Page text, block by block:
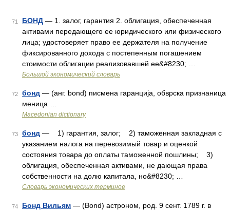
71 БОНД — 1. залог, гарантия 2. облигация, обеспеченная
активами передающего ее юридического или физического
лица; удостоверяет право ее держателя на получение
фиксированного дохода с постепенным погашением
стоимости облигации реализовавшей ее&#8230; …
Большой экономический словарь
72 бонд — (анг. bond) писмена гаранција, обврска признаница
меница …
Macedonian dictionary
73 бонд — 1) гарантия, залог; 2) таможенная закладная с
указанием налога на перевозимый товар и оценкой
состояния товара до оплаты таможенной пошлины; 3)
облигация, обеспеченная активами, не дающая права
собственности на долю капитала, но&#8230; …
Словарь экономических терминов
74 Бонд Вильям — (Bond) астроном, род. 9 сент. 1789 г. в